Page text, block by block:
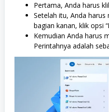
Pertama, Anda harus
Setelah itu, Anda harus
bagian kanan, klik opsi “
Kemudian Anda harus
Perintahnya adalah